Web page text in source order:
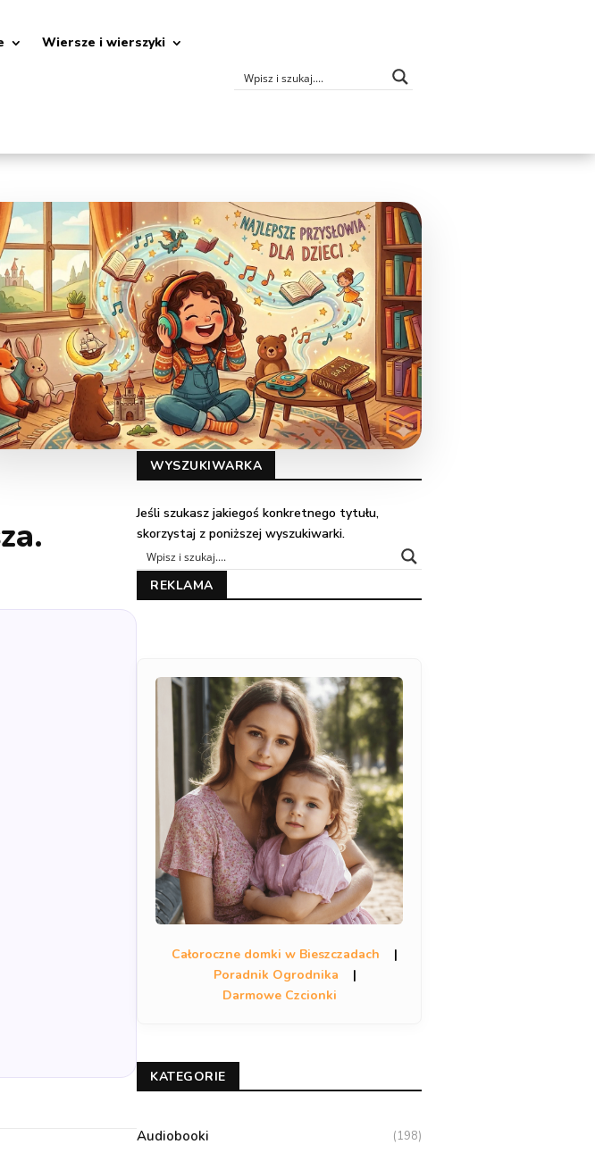
Wiersze i wierszyki
WYSZUKIWARKA
Jeśli szukasz jakiegoś konkretnego tytułu,
skorzystaj z poniższej wyszukiwarki.
REKLAMA
Całoroczne domki w Bieszczadach
|
Poradnik Ogrodnika
|
Darmowe Czcionki
KATEGORIE
Audiobooki (198)